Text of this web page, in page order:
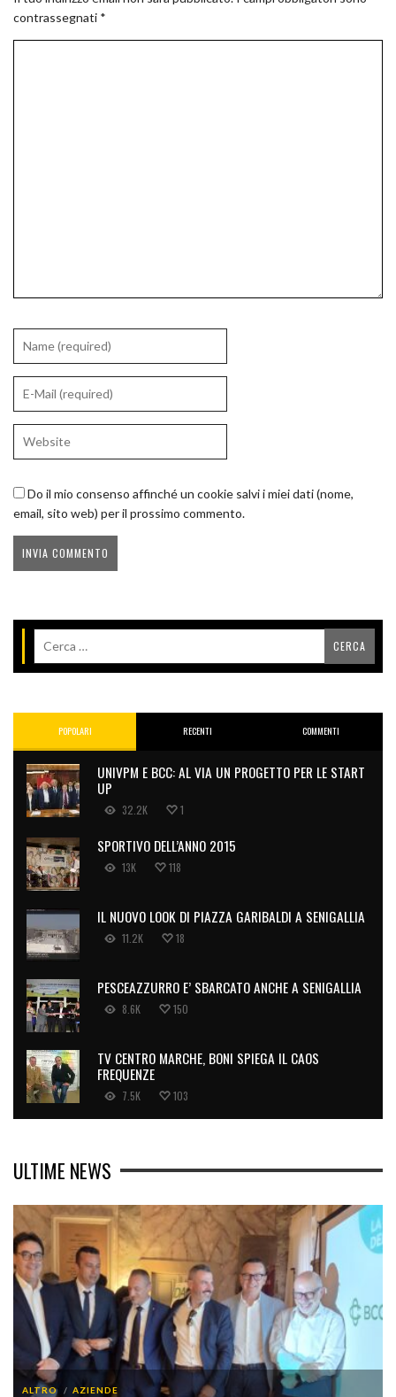
contrassegnati *
Do il mio consenso affinché un cookie salvi i miei dati (nome,
email, sito web) per il prossimo commento.
POPOLARI RECENTI COMMENTI
UNIVPM E BCC: AL VIA UN PROGETTO PER LE START
UP
32.2K 1
SPORTIVO DELL’ANNO 2015
13K 118
IL NUOVO LOOK DI PIAZZA GARIBALDI A SENIGALLIA
11.2K 18
PESCEAZZURRO E’ SBARCATO ANCHE A SENIGALLIA
8.6K 150
TV CENTRO MARCHE, BONI SPIEGA IL CAOS
FREQUENZE
7.5K 103
ULTIME NEWS
ALTRO AZIENDE